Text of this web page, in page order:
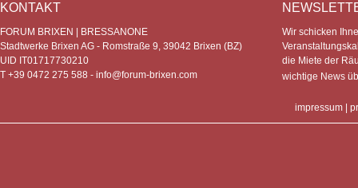
KONTAKT
FORUM BRIXEN | BRESSANONE
Stadtwerke Brixen AG - Romstraße 9, 39042 Brixen (BZ)
UID IT01717730210
T +39 0472 275 588 - info@forum-brixen.com
Wir schicken
die Miete der
wichtige News
impressum